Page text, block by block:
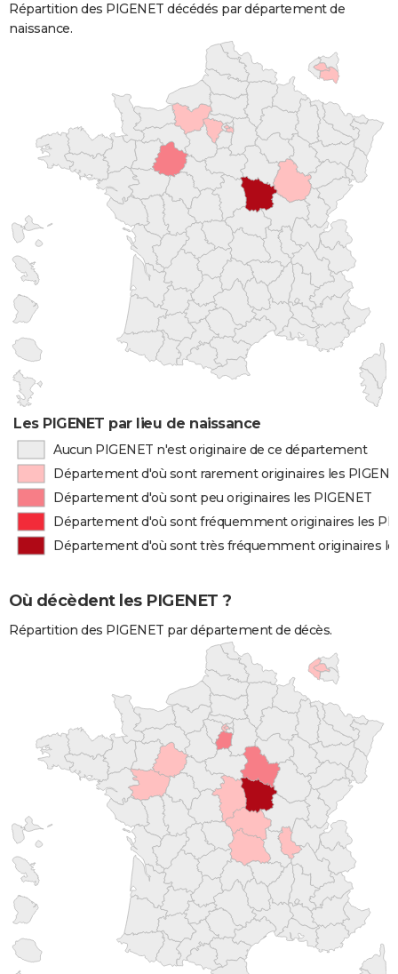
Répartition des PIGENET décédés par département de
naissance.
Les PIGENET par lieu de naissance
Aucun PIGENET n'est originaire de ce département
Département d'où sont rarement originaires les
Département d'où sont peu originaires les PIGENET
Département d'où sont fréquemment originaires les
Département d'où sont très fréquemment originaires
Où décèdent les PIGENET ?
Répartition des PIGENET par département de décès.